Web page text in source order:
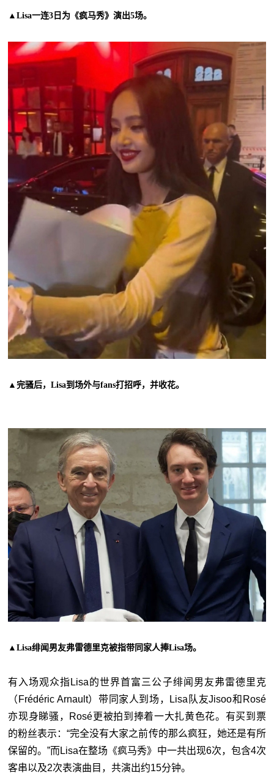
▲Lisa一连3日为《疯马秀》演出5场。
▲完骚后，Lisa到场外与fans打招呼，并收花。
▲Lisa绯闻男友弗雷德里克被指带同家人捧Lisa场。
有入场观众指Lisa的世界首富三公子绯闻男友弗雷德里克
（Frédéric Arnault）带同家人到场，Lisa队友Jisoo和Rosé
亦现身睇骚，Rosé更被拍到捧着一大扎黄色花。有买到票
的粉丝表示：“完全没有大家之前传的那么疯狂，她还是有所
保留的。”而Lisa在整场《疯马秀》中一共出现6次，包含4次
客串以及2次表演曲目，共演出约15分钟。